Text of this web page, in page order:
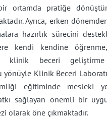
ortamda pratiğe
Ayrıca, erken
hazırlık sürecini
kendi kendine
klinik beceri geliştirme
yönüyle Klinik Beceri
eğitiminde mesleki
sağlayan önemli bir
olarak öne çıkmaktadır.